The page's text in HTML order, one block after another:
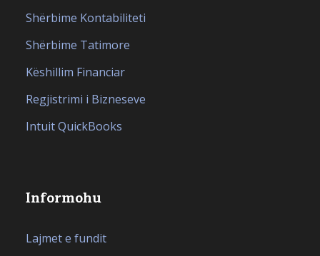
Shërbime Kontabiliteti
Shërbime Tatimore
Këshillim Financiar
Regjistrimi i Bizneseve
Intuit QuickBooks
Informohu
Lajmet e fundit